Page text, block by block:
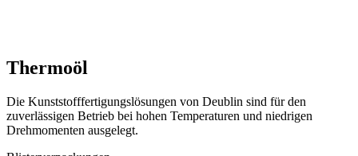
Thermoöl
Die Kunststofffertigungslösungen von Deublin sind für den
zuverlässigen Betrieb bei hohen Temperaturen und niedrigen
Drehmomenten ausgelegt.